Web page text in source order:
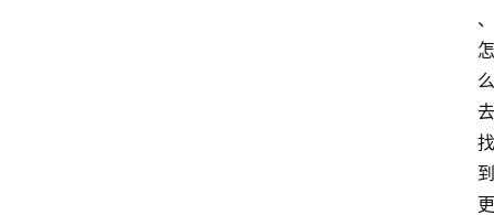
、
怎
么
去
找
到
更